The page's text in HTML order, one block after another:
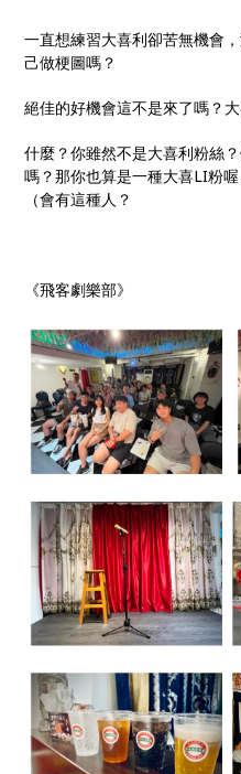
一直想練習大喜利卻苦無機會
己做梗圖嗎？
絕佳的好機會這不是來了嗎？大
什麼？你雖然不是大喜利粉絲
嗎？那你也算是一種大喜LI粉
（會有這種人？
《飛客劇樂部》